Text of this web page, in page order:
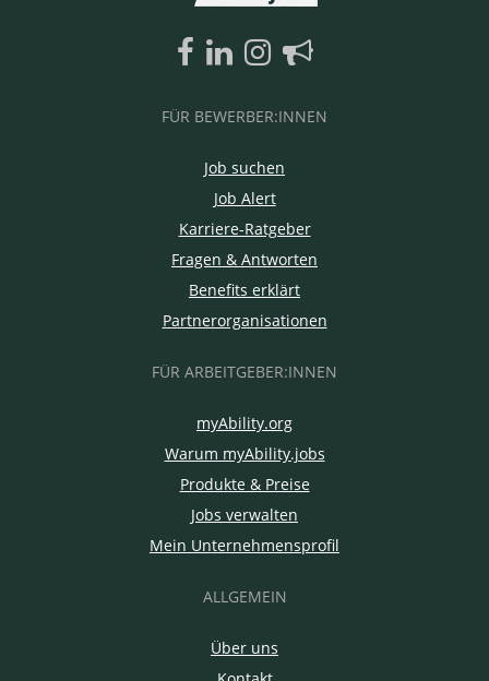
FÜR BEWERBER:INNEN
Job suchen
Job Alert
Karriere-Ratgeber
Fragen & Antworten
Benefits erklärt
Partnerorganisationen
FÜR ARBEITGEBER:INNEN
myAbility.org
Warum myAbility.jobs
Produkte & Preise
Jobs verwalten
Mein Unternehmensprofil
ALLGEMEIN
Über uns